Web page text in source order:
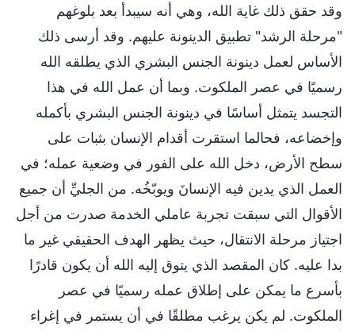
وقد حقق ذلك غاية الله، وهي أنه سيبدأ بعد بلوغهم
"مرحلة الرشد" تطبيق الدينونة عليهم. وقد أرسى ذلك
الأساس لعمل دينونة الجنس البشري الذي يطلقه الله
رسميًا في عصر الملكوت. وبما أن عمل الله في هذا
التجسد يتمثل أساسًا في دينونة الجنس البشري بأكمله
وإخضاعه، فحالما استقرت أقدام الإنسان بثبات على
سطح الأرض، دخل الله على الفور في وضعية عمله؛ في
العمل الذي يدين فيه الإنسانَ ويوبّخُه. من الجليِّ أن جميع
الأقوال التي سبقت تجربة عاملي الخدمة صدرت من أجل
اجتياز مرحلة الانتقال، حيث يظهر الهدف الحقيقي غير ما
بدا عليه. كان المقصد الذي يتوق إليه الله أن يكون قادرًا
بأسرع ما يمكن على إطلاق عمله رسميًا في عصر
الملكوت. لم يكن يرغب مطلقًا في أن يستمر في إغراء